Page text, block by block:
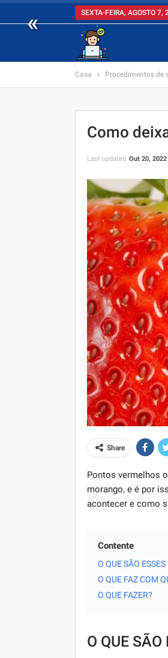
« SEXTA-FEIRA, AGOSTO 7,
Casa Procedimentos de
Como
Last updated Out 20, 2022
Share
Pontos vermelhos
morango, e é por
acontecer e como
Contente
O QUE SÃO
O QUE FAZ COM
O QUE FAZER?
O QUE SÃO